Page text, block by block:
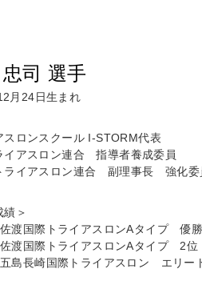
司 選手
月24日生まれ
スロンスクール I-STORM代表
イアスロン連合 指導者養成委員
ライアスロン連合 副理事長 強化委
績＞
渡国際トライアスロンAタイプ 優勝
渡国際トライアスロンAタイプ 2位
島長崎国際トライアスロン エリー